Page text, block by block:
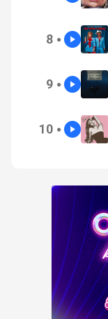
8 ●
9 ●
10 ●